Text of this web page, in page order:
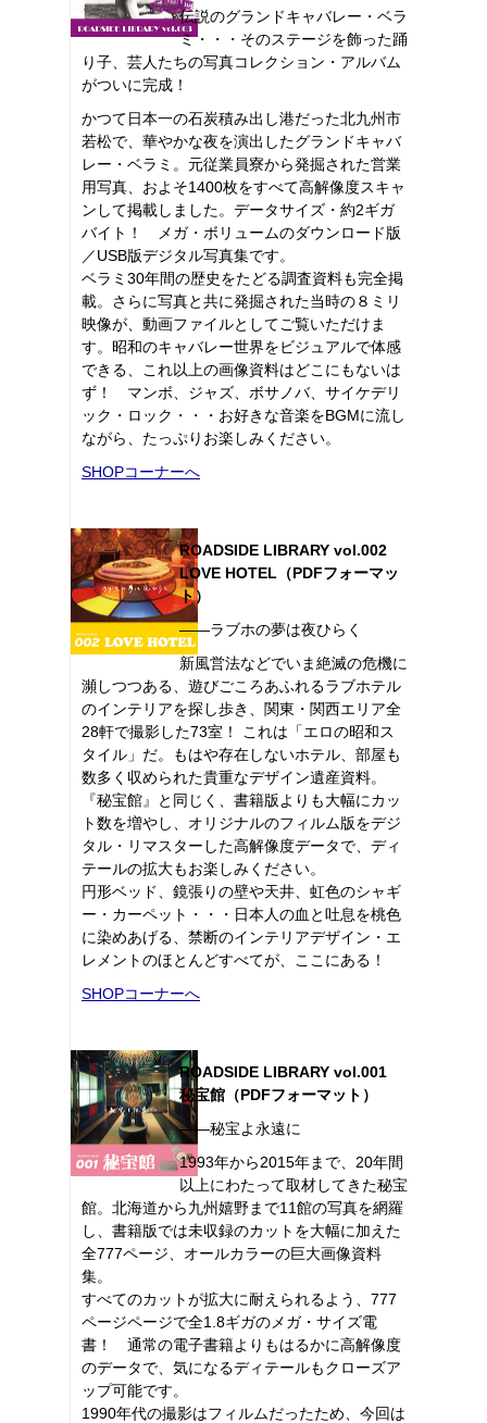
伝説のグランドキャバレー・ベラ
ミ・・・そのステージを飾った踊
り子、芸人たちの写真コレクション・アルバム
がついに完成！
かつて日本一の石炭積み出し港だった北九州市
若松で、華やかな夜を演出したグランドキャバ
レー・ベラミ。元従業員寮から発掘された営業
用写真、およそ1400枚をすべて高解像度スキャ
ンして掲載しました。データサイズ・約2ギガ
バイト！ メガ・ボリュームのダウンロード版
／USB版デジタル写真集です。
ベラミ30年間の歴史をたどる調査資料も完全掲
載。さらに写真と共に発掘された当時の８ミリ
映像が、動画ファイルとしてご覧いただけま
す。昭和のキャバレー世界をビジュアルで体感
できる、これ以上の画像資料はどこにもないは
ず！ マンボ、ジャズ、ボサノバ、サイケデリ
ック・ロック・・・お好きな音楽をBGMに流し
ながら、たっぷりお楽しみください。
SHOPコーナーへ
ROADSIDE LIBRARY vol.002
LOVE HOTEL（PDFフォーマッ
ト）
――ラブホの夢は夜ひらく
新風営法などでいま絶滅の危機に
瀕しつつある、遊びごころあふれるラブホテル
のインテリアを探し歩き、関東・関西エリア全
28軒で撮影した73室！ これは「エロの昭和ス
タイル」だ。もはや存在しないホテル、部屋も
数多く収められた貴重なデザイン遺産資料。
『秘宝館』と同じく、書籍版よりも大幅にカッ
ト数を増やし、オリジナルのフィルム版をデジ
タル・リマスターした高解像度データで、ディ
テールの拡大もお楽しみください。
円形ベッド、鏡張りの壁や天井、虹色のシャギ
ー・カーペット・・・日本人の血と吐息を桃色
に染めあげる、禁断のインテリアデザイン・エ
レメントのほとんどすべてが、ここにある！
SHOPコーナーへ
ROADSIDE LIBRARY vol.001
秘宝館（PDFフォーマット）
――秘宝よ永遠に
1993年から2015年まで、20年間
以上にわたって取材してきた秘宝
館。北海道から九州嬉野まで11館の写真を網羅
し、書籍版では未収録のカットを大幅に加えた
全777ページ、オールカラーの巨大画像資料
集。
すべてのカットが拡大に耐えられるよう、777
ページページで全1.8ギガのメガ・サイズ電
書！ 通常の電子書籍よりもはるかに高解像度
のデータで、気になるディテールもクローズア
ップ可能です。
1990年代の撮影はフィルムだったため、今回は